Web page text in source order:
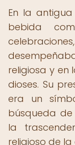
En la
bebida
religiosa y en
dioses. Su
era un
búsqueda
la
religioso de la